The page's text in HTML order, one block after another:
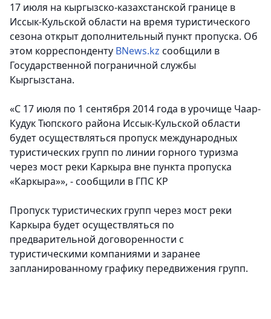
17 июля на кыргызско-казахстанской границе в
Иссык-Кульской области на время туристического
сезона открыт дополнительный пункт пропуска. Об
этом корреспонденту BNews.kz сообщили в
Государственной пограничной службы
Кыргызстана.
«С 17 июля по 1 сентября 2014 года в урочище Чаар-
Кудук Тюпского района Иссык-Кульской области
будет осуществляться пропуск международных
туристических групп по линии горного туризма
через мост реки Каркыра вне пункта пропуска
«Каркыра»», - сообщили в ГПС КР
Пропуск туристических групп через мост реки
Каркыра будет осуществляться по
предварительной договоренности с
туристическими компаниями и заранее
запланированному графику передвижения групп.